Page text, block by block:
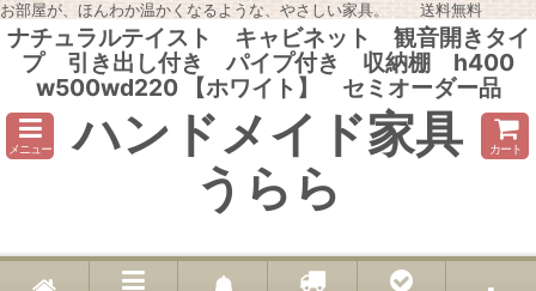
お部屋が、ほんわか温かくなるような、やさしい家具。 送料無料
ナチュラルテイスト キャビネット 観音開きタイ
プ 引き出し付き パイプ付き 収納棚 h400
w500wd220 【ホワイト】 セミオーダー品
メニュー ハンドメイド家具
うらら
カート